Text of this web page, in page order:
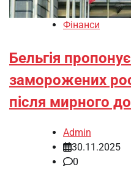
Фінанси
Бельгія
заморожених
після мирного
Admin
30.11.2025
0